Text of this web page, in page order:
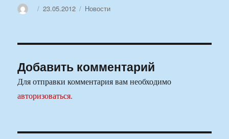
АвторОпубликовано
23.05.2012 Рубрики
Новости
Добавить комментарий
Для отправки комментария вам необходимо
авторизоваться.